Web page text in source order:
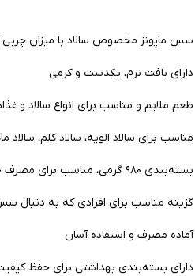
سس مایونز مخصوص سالاد با میزان
دارای بافت نرم، یکدست و کرمی
طعم ملایم و مناسب برای انواع سالاد و
مناسب برای سالاد الویه، سالاد کلم،
بسته‌بندی ۹۸۰ گرمی، مناسب برای مصرف خانوادگی و مصارف نیمه‌عمده
گزینه مناسب برای افرادی که به دنبال
آماده مصرف و استفاده آسان
دارای بسته‌بندی بهداشتی برای حفظ